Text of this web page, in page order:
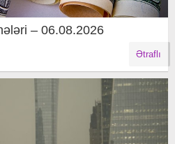
– 06.08.2026
Ətraflı